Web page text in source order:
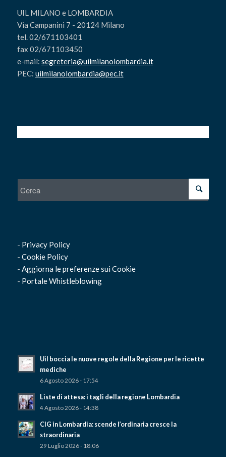
UIL MILANO e LOMBARDIA
Via Campanini 7 - 20124 Milano
tel. 02/671103401
fax 02/671103450
e-mail: segreteria@uilmilanolombardia.it
PEC: uilmilanolombardia@pec.it
- Privacy Policy
- Cookie Policy
- Aggiorna le preferenze sui Cookie
- Portale Whistleblowing
Uil boccia le nuove regole della Regione per le ricette
mediche
6 Agosto 2026 - 17:54
Liste di attesa: i tagli della regione Lombardia
4 Agosto 2026 - 14:38
CIG in Lombardia: scende l’ordinaria cresce la
straordinaria
29 Luglio 2026 - 18:06